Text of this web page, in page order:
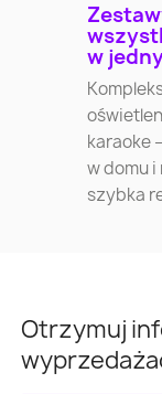
w
karaoke
w domu i
szybka
Otrzymuj